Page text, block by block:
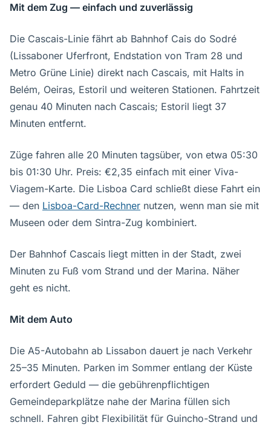
Mit dem Zug — einfach und zuverlässig
Die Cascais-Linie fährt ab Bahnhof Cais do Sodré
(Lissaboner Uferfront, Endstation von Tram 28 und
Metro Grüne Linie) direkt nach Cascais, mit Halts in
Belém, Oeiras, Estoril und weiteren Stationen. Fahrtzeit
genau 40 Minuten nach Cascais; Estoril liegt 37
Minuten entfernt.
Züge fahren alle 20 Minuten tagsüber, von etwa 05:30
bis 01:30 Uhr. Preis: €2,35 einfach mit einer Viva-
Viagem-Karte. Die Lisboa Card schließt diese Fahrt ein
— den Lisboa-Card-Rechner nutzen, wenn man sie mit
Museen oder dem Sintra-Zug kombiniert.
Der Bahnhof Cascais liegt mitten in der Stadt, zwei
Minuten zu Fuß vom Strand und der Marina. Näher
geht es nicht.
Mit dem Auto
Die A5-Autobahn ab Lissabon dauert je nach Verkehr
25–35 Minuten. Parken im Sommer entlang der Küste
erfordert Geduld — die gebührenpflichtigen
Gemeindeparkplätze nahe der Marina füllen sich
schnell. Fahren gibt Flexibilität für Guincho-Strand und